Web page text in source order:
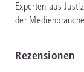
Experten aus
der
Rezensionen